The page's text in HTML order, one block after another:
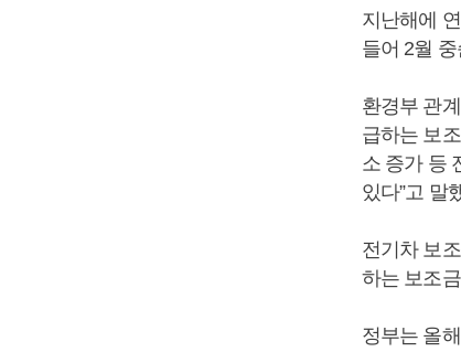
지난해에
들어 2월
환경부 관
급하는 보
소 증가 등
있다”고 말
전기차 보
하는 보조
정부는 올